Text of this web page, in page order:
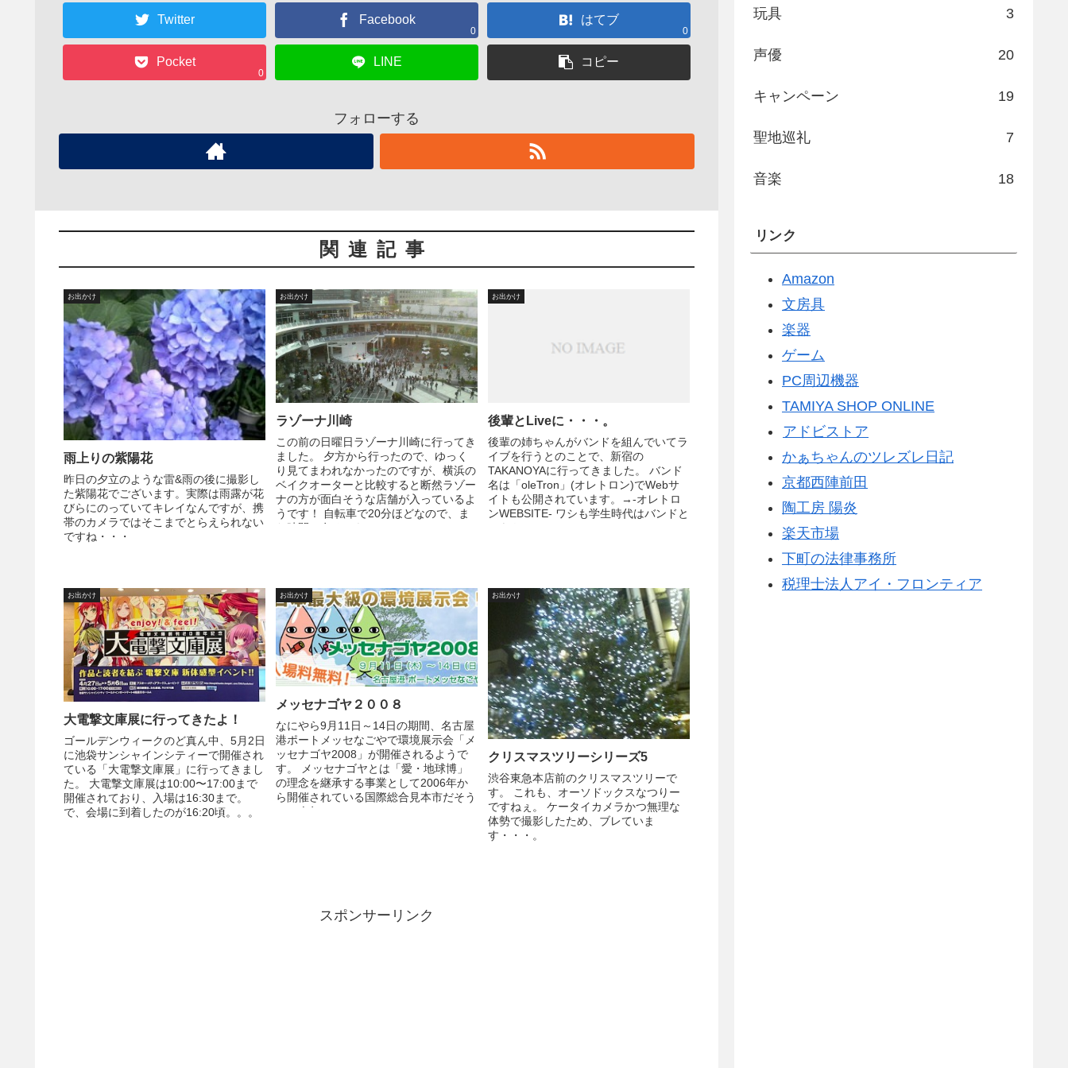
Twitter Facebook
0
はてブ
0
Pocket
0
LINE コピー
フォローする
関連記事
お出かけ
雨上りの紫陽花
昨日の夕立のような雷&雨の後に撮影し
た紫陽花でございます。実際は雨露が花
びらにのっていてキレイなんですが、携
帯のカメラではそこまでとらえられない
ですね・・・
お出かけ
ラゾーナ川崎
この前の日曜日ラゾーナ川崎に行ってき
ました。 夕方から行ったので、ゆっく
り見てまわれなかったのですが、横浜の
ベイクオーターと比較すると断然ラゾー
ナの方が面白そうな店舗が入っているよ
うです！ 自転車で20分ほどなので、ま
た時間の有るときに...
お出かけ
後輩とLiveに・・・。
後輩の姉ちゃんがバンドを組んでいてラ
イブを行うとのことで、新宿の
TAKANOYAに行ってきました。 バンド
名は「oleTron」(オレトロン)でWebサ
イトも公開されています。→-オレトロ
ンWEBSITE- ワシも学生時代はバンドと
かをやっ...
お出かけ
大電撃文庫展に行ってきたよ！
ゴールデンウィークのど真ん中、5月2日
に池袋サンシャインシティーで開催され
ている「大電撃文庫展」に行ってきまし
た。 大電撃文庫展は10:00〜17:00まで
開催されており、入場は16:30まで。
で、会場に到着したのが16:20頃。。。
お出かけ
メッセナゴヤ２００８
なにやら9月11日～14日の期間、名古屋
港ポートメッセなごやで環境展示会「メ
ッセナゴヤ2008」が開催されるようで
す。 メッセナゴヤとは「愛・地球博」
の理念を継承する事業として2006年か
ら開催されている国際総合見本市だそう
で、今年のテー...
お出かけ
クリスマスツリーシリーズ5
渋谷東急本店前のクリスマスツリーで
す。 これも、オーソドックスなつりー
ですねぇ。 ケータイカメラかつ無理な
体勢で撮影したため、ブレていま
す・・・。
スポンサーリンク
玩具 3
声優 20
キャンペーン 19
聖地巡礼 7
音楽 18
リンク
Amazon
文房具
楽器
ゲーム
PC周辺機器
TAMIYA SHOP ONLINE
アドビストア
かぁちゃんのツレズレ日記
京都西陣前田
陶工房 陽炎
楽天市場
下町の法律事務所
税理士法人アイ・フロンティア